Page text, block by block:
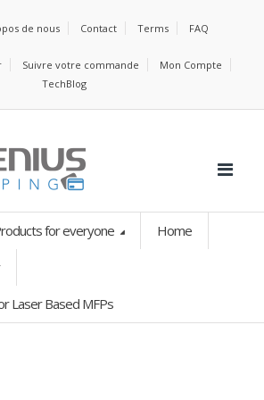
de nous Contact Terms FAQ
Suivre votre commande
Mon Compte
TechBlog
for everyone Home
Laser Based MFPs